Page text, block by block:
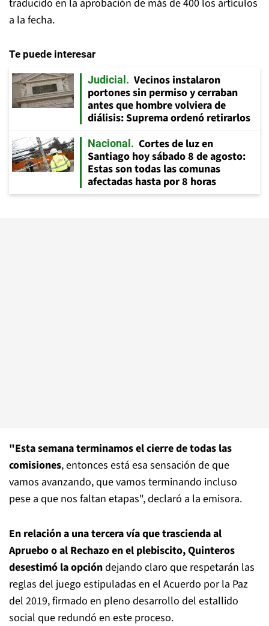
traducido en la aprobación de más de 400 los artículos
a la fecha.
Te puede interesar
Judicial
Vecinos instalaron
portones sin permiso y cerraban
antes que hombre volviera de
diálisis: Suprema ordenó retirarlos
Nacional
Cortes de luz en
Santiago hoy sábado 8 de agosto:
Estas son todas las comunas
afectadas hasta por 8 horas
"Esta semana terminamos el cierre de todas las
comisiones, entonces está esa sensación de que
vamos avanzando, que vamos terminando incluso
pese a que nos faltan etapas", declaró a la emisora.
En relación a una tercera vía que trascienda al
Apruebo o al Rechazo en el plebiscito, Quinteros
desestimó la opcióndejando claro que respetarán las
reglas del juego estipuladas en el Acuerdo por la Paz
del 2019, firmado en pleno desarrollo del estallido
social que redundó en este proceso.